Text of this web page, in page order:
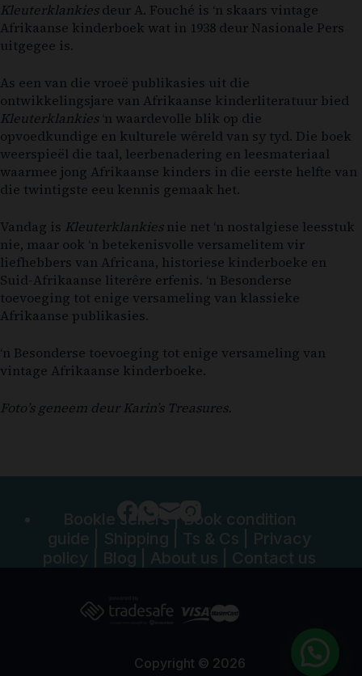
Kleuterklankiesdeur A. Fouché is ‘n skaars vintage
Afrikaanse kinderboek wat in 1938 deur Nasionale Pers
uitgegee is.
As een van die vroeë publikasies uit die
ontwikkelingsjare van Afrikaanse kinderliteratuur bied
Kleuterklankies‘n waardevolle blik op die
opvoedkundige en kulturele wêreld van sy tyd. Die boek
weerspieël die taal, leerbenadering en leesmateriaal
waarmee jong Afrikaanse kinders in die eerste helfte van
die twintigste eeu kennis gemaak het.
Vandag is Kleuterklankiesnie net ‘n nostalgiese leesstuk
nie, maar ook ‘n betekenisvolle versamelitem vir
liefhebbers van Africana, historiese kinderboeke en
Suid-Afrikaanse literêre erfenis. ‘n Besonderse
toevoeging tot enige versameling van klassieke
Afrikaanse publikasies.
‘n Besonderse toevoeging tot enige versameling van
vintage Afrikaanse kinderboeke.
Foto’s geneem deur Karin’s Treasures.
Bookle sellers|Book condition
guide
Shipping Ts & Cs
Privacy
policy
Blog About us Contact us
Copyright © 2026